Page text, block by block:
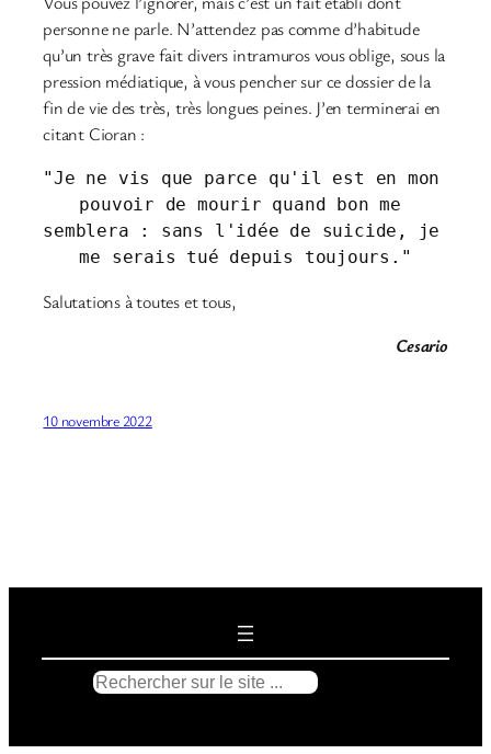
personne ne parle. N’attendez pas comme d’habitude
qu’un très grave fait divers intramuros vous oblige, sous la
pression médiatique, à vous pencher sur ce dossier de la
fin de vie des très, très longues peines. J’en terminerai en
citant Cioran :
"Je ne vis que parce qu'il est en mon
pouvoir de mourir quand bon me
semblera : sans l'idée de suicide, je
me serais tué depuis toujours."
Salutations à toutes et tous,
Cesario
10 novembre 2022
c